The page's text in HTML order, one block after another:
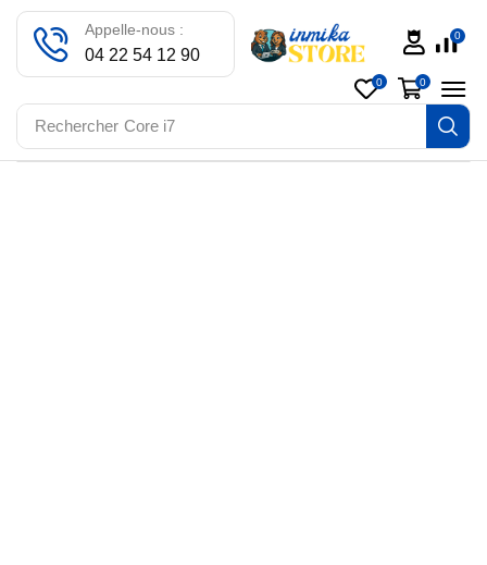
Rechercher Core i7
Appelle-nous :
04 22 54 12 90
0
0 0